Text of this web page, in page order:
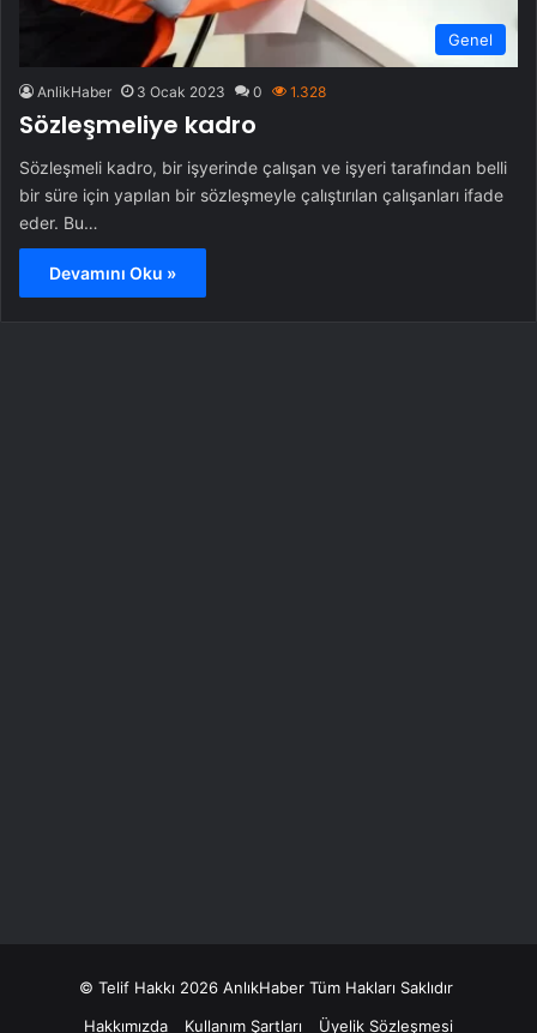
Genel
AnlikHaber 3 Ocak 2023 0 1.328
Sözleşmeliye kadro
Sözleşmeli kadro, bir işyerinde çalışan ve işyeri tarafından belli
bir süre için yapılan bir sözleşmeyle çalıştırılan çalışanları ifade
eder. Bu…
Devamını Oku »
© Telif Hakkı 2026 AnlıkHaber Tüm Hakları Saklıdır
Hakkımızda
Kullanım Şartları Üyelik Sözleşmesi